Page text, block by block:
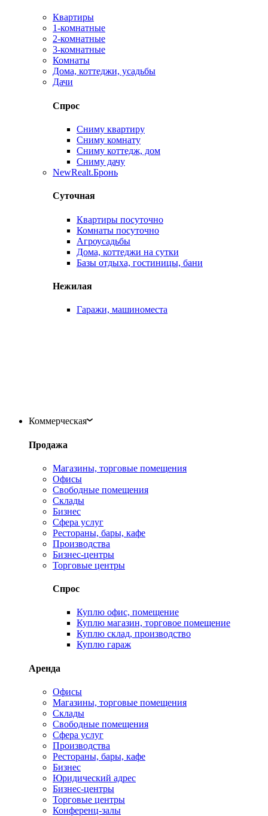
Квартиры
1-комнатные
2-комнатные
3-комнатные
Комнаты
Дома, коттеджи, усадьбы
Дачи
Спрос
Сниму квартиру
Сниму комнату
Сниму коттедж, дом
Сниму дачу
NewRealt.Бронь
Суточная
Квартиры посуточно
Комнаты посуточно
Агроусадьбы
Дома, коттеджи на сутки
Базы отдыха, гостиницы, бани
Нежилая
Гаражи, машиноместа
Коммерческая
Продажа
Магазины, торговые помещения
Офисы
Свободные помещения
Склады
Бизнес
Сфера услуг
Рестораны, бары, кафе
Производства
Бизнес-центры
Торговые центры
Спрос
Куплю офис, помещение
Куплю магазин, торговое помещение
Куплю склад, производство
Куплю гараж
Аренда
Офисы
Магазины, торговые помещения
Склады
Свободные помещения
Сфера услуг
Производства
Рестораны, бары, кафе
Бизнес
Юридический адрес
Бизнес-центры
Торговые центры
Конференц-залы